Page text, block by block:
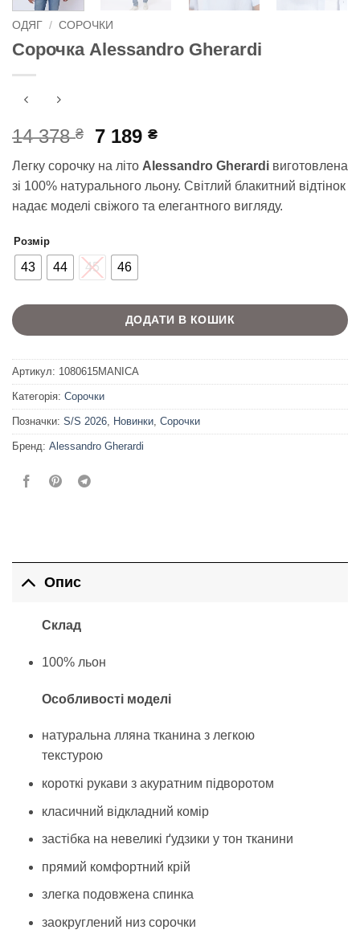
ОДЯГ / СОРОЧКИ
Сорочка Alessandro Gherardi
14 378₴
Оригінальна
14
378 ₴.
7 189₴Поточна
7
189 ₴.
Легку сорочку на літо Alessandro Gherardi виготовлена
зі 100% натурального льону. Світлий блакитний відтінок
надає моделі свіжого та елегантного вигляду.
Розмір
43 44 45 46
ДОДАТИ В КОШИК
Артикул: 1080615MANICA
Категорія: Сорочки
Позначки: S/S 2026 Новинки Сорочки
Бренд: Alessandro Gherardi
Опис
Склад
100% льон
Особливості моделі
натуральна лляна тканина з легкою
текстурою
короткі рукави з акуратним підворотом
класичний відкладний комір
застібка на невеликі ґудзики у тон тканини
прямий комфортний крій
злегка подовжена спинка
заокруглений низ сорочки